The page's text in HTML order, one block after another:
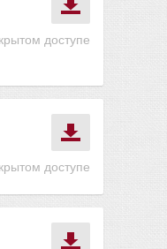
доступе
доступе